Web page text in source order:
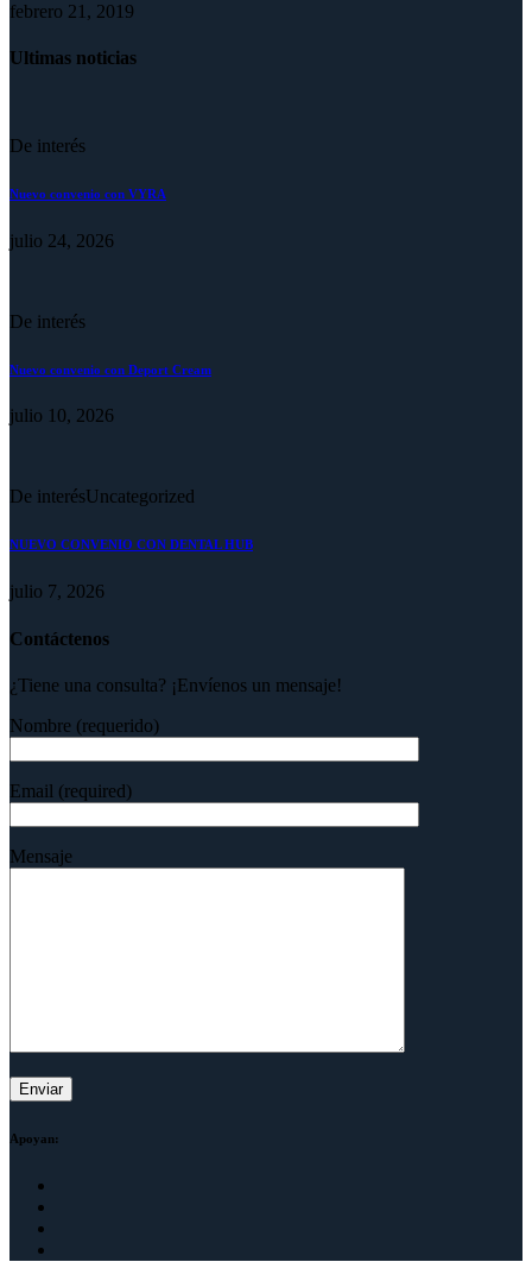
febrero 21, 2019
Ultimas noticias
De interés
Nuevo convenio con VYRA
julio 24, 2026
De interés
Nuevo convenio con Deport Cream
julio 10, 2026
De interésUncategorized
NUEVO CONVENIO CON DENTAL HUB
julio 7, 2026
Contáctenos
¿Tiene una consulta? ¡Envíenos un mensaje!
Nombre (requerido)
Email (required)
Mensaje
Apoyan: